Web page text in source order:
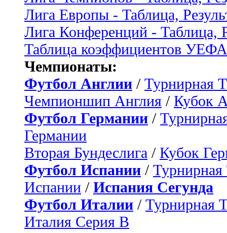
Лига Европы - Таблица,
Лига Конференций - Таблица,
Таблица коэффициентов УЕФА
Чемпионаты:
Футбол Англии / Турнирная
Чемпионшип Англия / Кубок
Футбол Германии /
Германии
Вторая Бундеслига / Кубок
Футбол Испании / Турнирная
Испании / Испания Сегунда
Футбол Италии / Турнирная
Италия Серия B